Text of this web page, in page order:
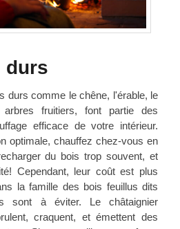
durs
durs comme le chêne, l'érable, le
fruitiers, font partie des
efficace de votre intérieur.
optimale, chauffez chez-vous en
du bois trop souvent, et
Cependant, leur coût est plus
la famille des bois feuillus dits
sont à éviter. Le châtaignier
craquent, et émettent des